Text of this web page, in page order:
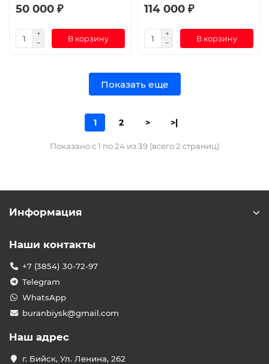
50 000 ₽
В корзину
114 000 ₽
В корзину
Показать еще
1 2 > >|
Показано с 1 по 24 из 39 (всего 2 страниц)
Информация
Наши контакты
+7 (3854) 30-72-97
Telegram
WhatsApp
buranbiysk@gmail.com
Наш адрес
г. Бийск, Ул. Ленина, 262